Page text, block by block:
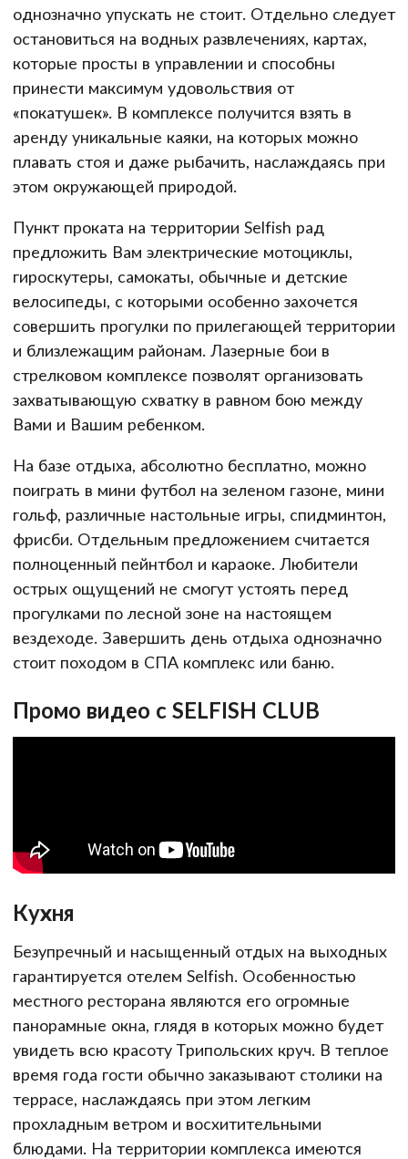
однозначно упускать не стоит. Отдельно следует
остановиться на водных развлечениях, картах,
которые просты в управлении и способны
принести максимум удовольствия от
«покатушек». В комплексе получится взять в
аренду уникальные каяки, на которых можно
плавать стоя и даже рыбачить, наслаждаясь при
этом окружающей природой.
Пункт проката на территории Selfish рад
предложить Вам электрические мотоциклы,
гироскутеры, самокаты, обычные и детские
велосипеды, с которыми особенно захочется
совершить прогулки по прилегающей территории
и близлежащим районам. Лазерные бои в
стрелковом комплексе позволят организовать
захватывающую схватку в равном бою между
Вами и Вашим ребенком.
На базе отдыха, абсолютно бесплатно, можно
поиграть в мини футбол на зеленом газоне, мини
гольф, различные настольные игры, спидминтон,
фрисби. Отдельным предложением считается
полноценный пейнтбол и караоке. Любители
острых ощущений не смогут устоять перед
прогулками по лесной зоне на настоящем
вездеходе. Завершить день отдыха однозначно
стоит походом в СПА комплекс или баню.
Промо видео с SELFISH CLUB
Кухня
Безупречный и насыщенный отдых на выходных
гарантируется отелем Selfish. Особенностью
местного ресторана являются его огромные
панорамные окна, глядя в которых можно будет
увидеть всю красоту Трипольских круч. В теплое
время года гости обычно заказывают столики на
террасе, наслаждаясь при этом легким
прохладным ветром и восхитительными
блюдами. На территории комплекса имеются